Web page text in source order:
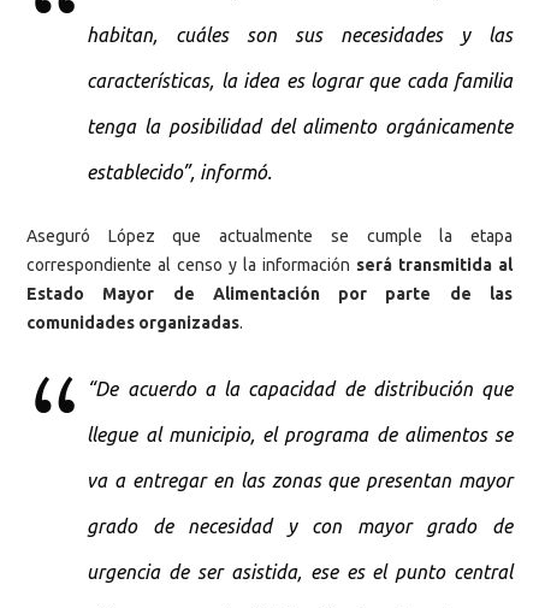
habitan, cuáles son sus necesidades y las
características, la idea es lograr que cada familia
tenga la posibilidad del alimento orgánicamente
establecido”, informó.
Aseguró López que actualmente se cumple la etapa
correspondiente al censo y la información será transmitida al
Estado Mayor de Alimentación por parte de las
comunidades organizadas.
“De acuerdo a la capacidad de distribución que
llegue al municipio, el programa de alimentos se
va a entregar en las zonas que presentan mayor
grado de necesidad y con mayor grado de
urgencia de ser asistida, ese es el punto central